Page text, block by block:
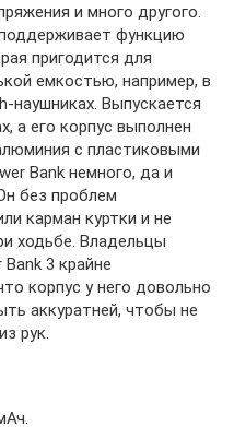
и много другого.
функцию
пригодится для
емкостью, например, в
наушниках. Выпускается
а его корпус выполнен
с пластиковыми
Bank немного, да и
без проблем
карман куртки и не
ходьбе. Владельцы
3 крайне
корпус у него довольно
аккуратней, чтобы не
рук.